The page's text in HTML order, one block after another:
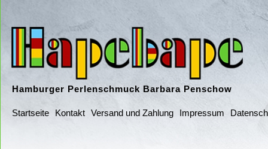
Hamburger Perlenschmuck Barbara Penschow
Startseite Kontakt Versand und Zahlung Impressum